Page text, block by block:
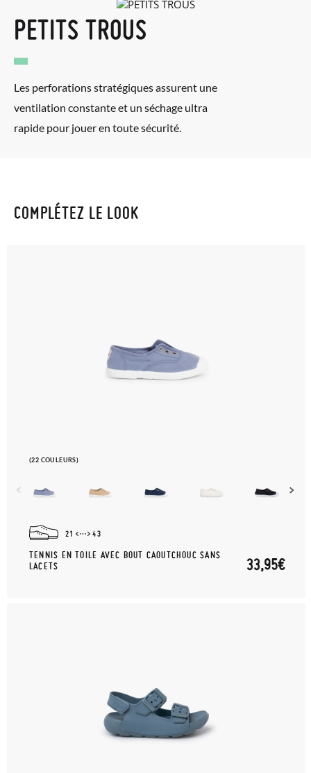
PETITS TROUS
Les perforations stratégiques assurent une
ventilation constante et un séchage ultra
rapide pour jouer en toute sécurité.
COMPLÉTEZ LE LOOK
(22 COULEURS)
21 43
TENNIS EN TOILE AVEC BOUT CAOUTCHOUC SANS
LACETS
33,95€